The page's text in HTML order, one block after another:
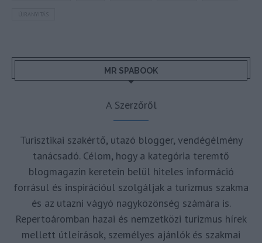
ÚJRANYITÁS
MR SPABOOK
A Szerzőről
Turisztikai szakértő, utazó blogger, vendégélmény
tanácsadó. Célom, hogy a kategória teremtő
blogmagazin keretein belül hiteles információ
forrásul és inspirációul szolgáljak a turizmus szakma
és az utazni vágyó nagyközönség számára is.
Repertoáromban hazai és nemzetközi turizmus hírek
mellett útleírások, személyes ajánlók és szakmai